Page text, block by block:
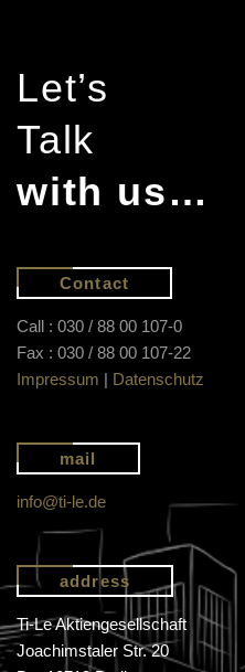
Let’s
Talk
with us…
Contact
Call : 030 / 88 00 107-0
Fax : 030 / 88 00 107-22
Impressum | Datenschutz
mail
info@ti-le.de
address
Ti-Le Aktiengesellschaft
Joachimstaler Str. 20